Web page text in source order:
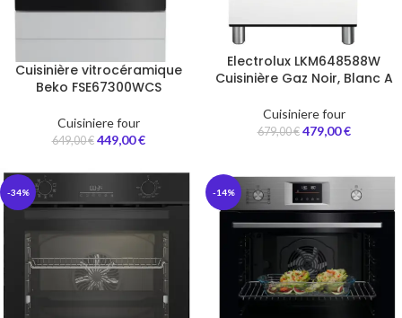
Cuisinière vitrocéramique
Beko FSE67300WCS
Cuisiniere four
649,00€ 449,00€
Electrolux LKM648588W
Cuisinière Gaz Noir, Blanc A
Cuisiniere four
679,00€ 479,00€
-34% -14%